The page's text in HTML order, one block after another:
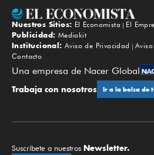
Nuestros Sitios: El Economista El
Publicidad: Mediakit
Institucional: Aviso de Privacidad
Contacto
Una empresa de Nacer Global
Trabaja con nosotros Ir a la bolsa de
Suscríbete a nuestros Newsletter.